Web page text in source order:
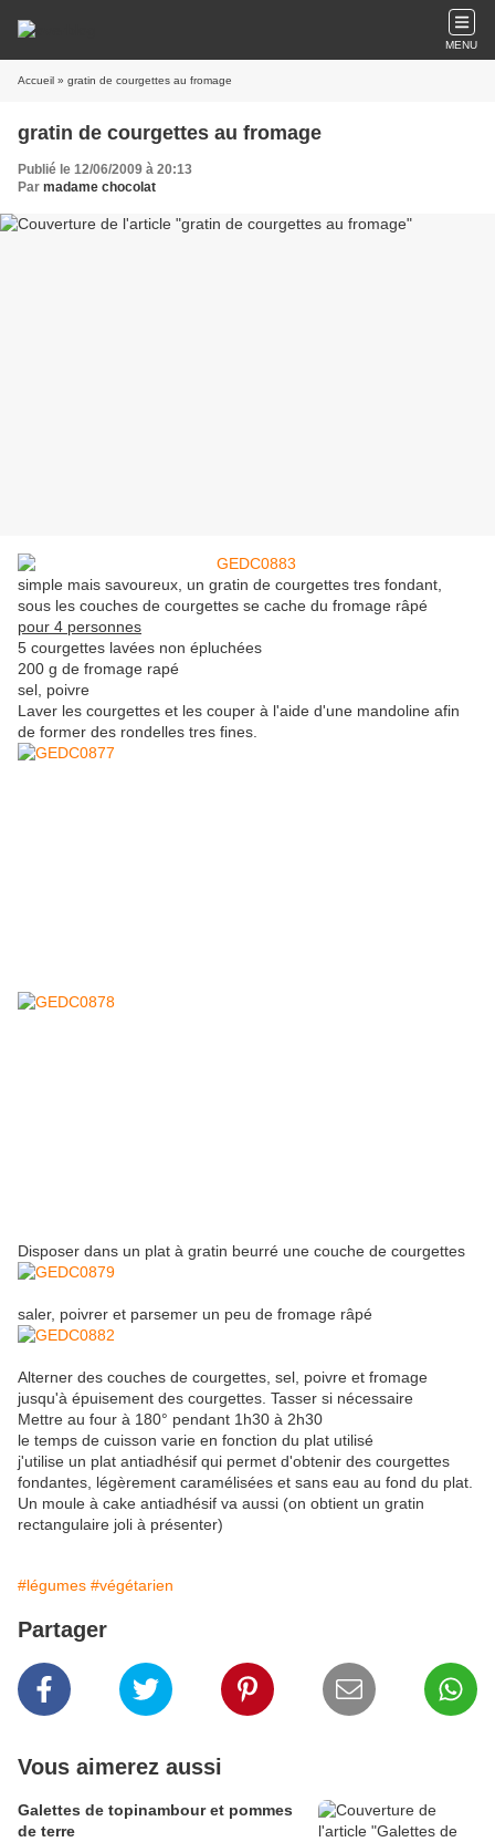
MENU
Accueil » gratin de courgettes au fromage
gratin de courgettes au fromage
Publié le 12/06/2009 à 20:13
Par madame chocolat
simple mais savoureux, un gratin de courgettes tres fondant,
sous les couches de courgettes se cache du fromage râpé
pour 4 personnes
5 courgettes lavées non épluchées
200 g de fromage rapé
sel, poivre
Laver les courgettes et les couper à l'aide d'une mandoline afin
de former des rondelles tres fines.
Disposer dans un plat à gratin beurré une couche de courgettes
saler, poivrer et parsemer un peu de fromage râpé
Alterner des couches de courgettes, sel, poivre et fromage
jusqu'à épuisement des courgettes. Tasser si nécessaire
Mettre au four à 180° pendant 1h30 à 2h30
le temps de cuisson varie en fonction du plat utilisé
j'utilise un plat antiadhésif qui permet d'obtenir des courgettes
fondantes, légèrement caramélisées et sans eau au fond du plat.
Un moule à cake antiadhésif va aussi (on obtient un gratin
rectangulaire joli à présenter)
#légumes #végétarien
Partager
Vous aimerez aussi
Galettes de topinambour et pommes
de terre